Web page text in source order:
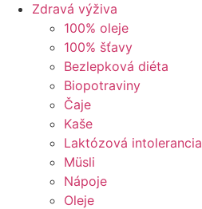
Zdravá výživa
100% oleje
100% šťavy
Bezlepková diéta
Biopotraviny
Čaje
Kaše
Laktózová intolerancia
Müsli
Nápoje
Oleje